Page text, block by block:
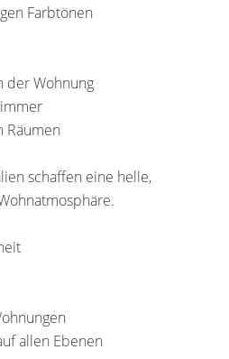
Farbtönen
der Wohnung
Räumen
schaffen eine helle,
allen Ebenen